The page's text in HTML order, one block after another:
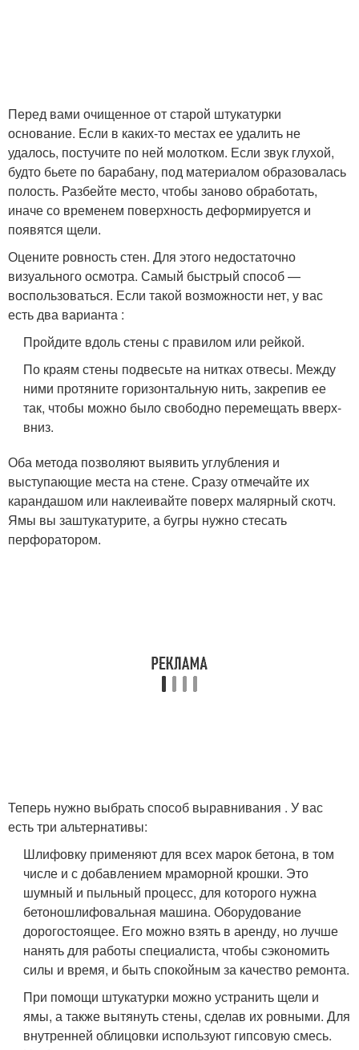
Перед вами очищенное от старой штукатурки
основание. Если в каких-то местах ее удалить не
удалось, постучите по ней молотком. Если звук глухой,
будто бьете по барабану, под материалом образовалась
полость. Разбейте место, чтобы заново обработать,
иначе со временем поверхность деформируется и
появятся щели.
Оцените ровность стен. Для этого недостаточно
визуального осмотра. Самый быстрый способ —
воспользоваться. Если такой возможности нет, у вас
есть два варианта :
Пройдите вдоль стены с правилом или рейкой.
По краям стены подвесьте на нитках отвесы. Между
ними протяните горизонтальную нить, закрепив ее
так, чтобы можно было свободно перемещать вверх-
вниз.
Оба метода позволяют выявить углубления и
выступающие места на стене. Сразу отмечайте их
карандашом или наклеивайте поверх малярный скотч.
Ямы вы заштукатурите, а бугры нужно стесать
перфоратором.
Теперь нужно выбрать способ выравнивания . У вас
есть три альтернативы:
Шлифовку применяют для всех марок бетона, в том
числе и с добавлением мраморной крошки. Это
шумный и пыльный процесс, для которого нужна
бетоношлифовальная машина. Оборудование
дорогостоящее. Его можно взять в аренду, но лучше
нанять для работы специалиста, чтобы сэкономить
силы и время, и быть спокойным за качество ремонта.
При помощи штукатурки можно устранить щели и
ямы, а также вытянуть стены, сделав их ровными. Для
внутренней облицовки используют гипсовую смесь.